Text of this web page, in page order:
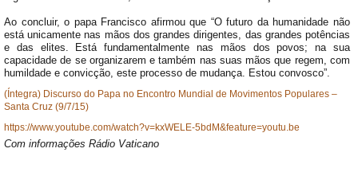
Ao concluir, o papa Francisco afirmou que “O futuro da humanidade não
está unicamente nas mãos dos grandes dirigentes, das grandes potências
e das elites. Está fundamentalmente nas mãos dos povos; na sua
capacidade de se organizarem e também nas suas mãos que regem, com
humildade e convicção, este processo de mudança. Estou convosco”.
(Íntegra) Discurso do Papa no Encontro Mundial de Movimentos Populares –
Santa Cruz (9/7/15)
https://www.youtube.com/watch?v=kxWELE-5bdM&feature=youtu.be
Com informações Rádio Vaticano